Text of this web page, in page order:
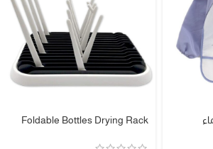
Foldable Bottles Drying Rack